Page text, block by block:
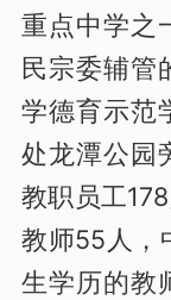
重点中学之
民宗委辅管
学德育示范
处龙潭公园
教职员工
教师55人，
生学历的教